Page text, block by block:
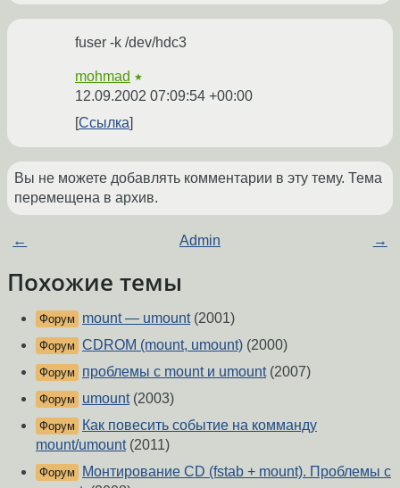
fuser -k /dev/hdc3
mohmad ★
12.09.2002 07:09:54 +00:00
Ссылка
Вы не можете добавлять комментарии в эту тему. Тема
перемещена в архив.
← Admin →
Похожие темы
Форум mount — umount(2001)
Форум CDROM (mount, umount) (2000)
Форум проблемы с mount и umount(2007)
Форум umount(2003)
Форум
Как повесить событие на комманду
mount/umount(2011)
Форум
Монтирование CD (fstab + mount). Проблемы с